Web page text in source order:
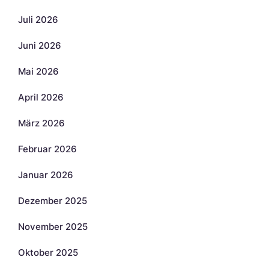
Juli 2026
Juni 2026
Mai 2026
April 2026
März 2026
Februar 2026
Januar 2026
Dezember 2025
November 2025
Oktober 2025